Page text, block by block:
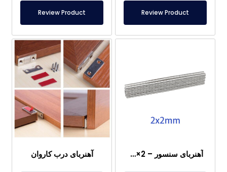
Review Product
Review Product
آهنربای سنسور – 2×2 میلی‌متر آهنربای درب کاروان